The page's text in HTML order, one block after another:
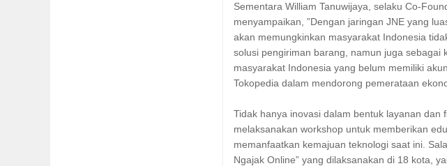
Sementara William Tanuwijaya, selaku Co-
menyampaikan, ”Dengan jaringan JNE yang
akan memungkinkan masyarakat Indonesia
solusi pengiriman barang, namun juga sebagai
masyarakat Indonesia yang belum memiliki
Tokopedia dalam mendorong pemerataan
Tidak hanya inovasi dalam bentuk layanan dan
melaksanakan workshop untuk memberikan
memanfaatkan kemajuan teknologi saat ini.
Ngajak Online” yang dilaksanakan di 18 kota,